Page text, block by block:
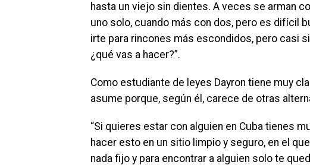
hasta un viejo sin dientes. A veces se arman
uno solo, cuando más con dos, pero es difícil
irte para rincones más escondidos, pero casi
¿qué vas a hacer?”.
Como estudiante de leyes Dayron tiene muy
asume porque, según él, carece de otras
“Si quieres estar con alguien en Cuba tienes
hacer esto en un sitio limpio y seguro, en el
nada fijo y para encontrar a alguien solo te